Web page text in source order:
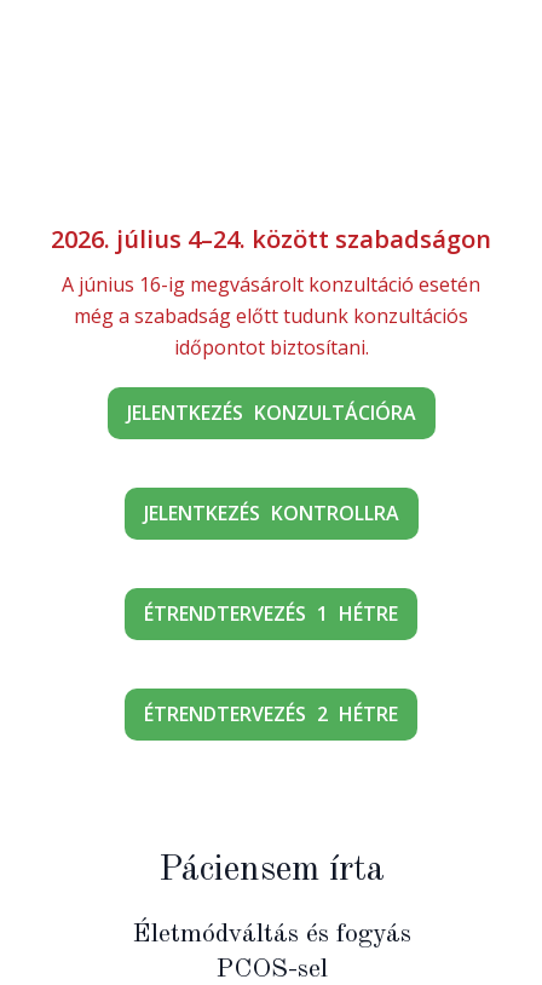
2026. július 4–24. között szabadságon
A június 16-ig megvásárolt konzultáció esetén
még a szabadság előtt tudunk konzultációs
időpontot biztosítani.
JELENTKEZÉS KONZULTÁCIÓRA
JELENTKEZÉS KONTROLLRA
ÉTRENDTERVEZÉS 1 HÉTRE
ÉTRENDTERVEZÉS 2 HÉTRE
Páciensem írta
Életmódváltás és fogyás
PCOS-sel